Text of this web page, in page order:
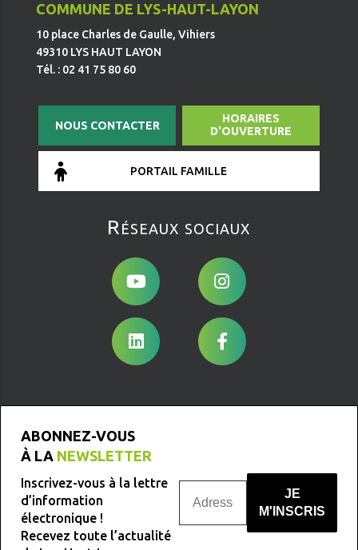
COMMUNE DE LYS-HAUT-LAYON
10 place Charles de Gaulle, Vihiers
49310 LYS HAUT LAYON
Tél. : 02 41 75 80 60
NOUS CONTACTER
HORAIRES
D'OUVERTURE
PORTAIL FAMILLE
Réseaux sociaux
ABONNEZ-VOUS
À LA NEWSLETTER
Inscrivez-vous à la lettre
d’information
électronique !
Recevez toute l’actualité